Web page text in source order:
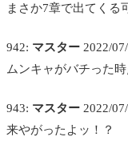
まさか7章で出てくる
942: マスター 2022/
ムンキャがバチった
943: マスター 2022/
来やがったよッ！？